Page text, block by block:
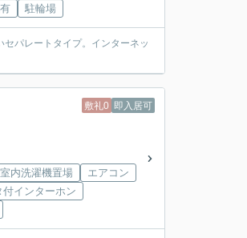
駐輪場
パレートタイプ。インターネッ
敷礼0 即入居可
室内洗濯機置場
エアコン
インターホン